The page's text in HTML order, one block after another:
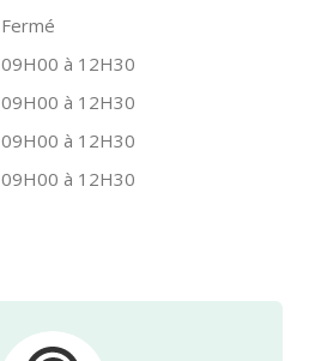
Fermé
09H00 à 12H30
09H00 à 12H30
09H00 à 12H30
09H00 à 12H30